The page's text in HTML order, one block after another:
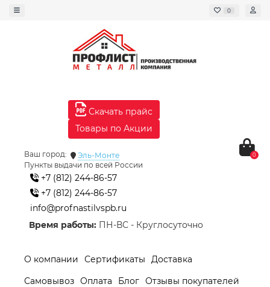
0
Скачать прайс
Товары по Акции
Ваш город:
Эль-Монте
Пункты выдачи по всей России
+7 (812) 244-86-57
+7 (812) 244-86-57
info@profnastilvspb.ru
Время работы: ПН-ВС - Круглосуточно
0
О компании Сертификаты
Доставка
Самовывоз Оплата Блог Отзывы покупателей